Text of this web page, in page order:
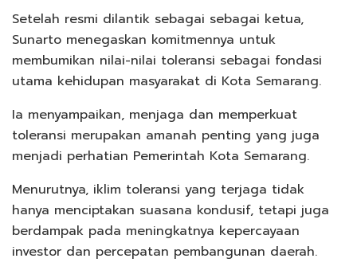
Setelah resmi dilantik sebagai sebagai ketua,
Sunarto menegaskan komitmennya untuk
membumikan nilai-nilai toleransi sebagai fondasi
utama kehidupan masyarakat di Kota Semarang.
Ia menyampaikan, menjaga dan memperkuat
toleransi merupakan amanah penting yang juga
menjadi perhatian Pemerintah Kota Semarang.
Menurutnya, iklim toleransi yang terjaga tidak
hanya menciptakan suasana kondusif, tetapi juga
berdampak pada meningkatnya kepercayaan
investor dan percepatan pembangunan daerah.